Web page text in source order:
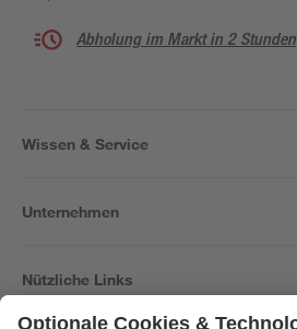
Abholung im Markt in 2 Stunden
Wissen & Service
Unternehmen
Nützliche Links